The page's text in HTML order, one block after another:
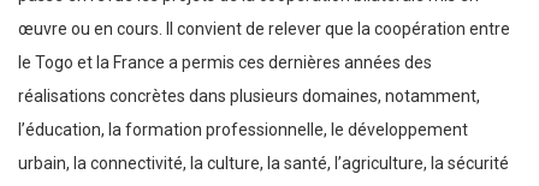
œuvre ou en cours. Il convient de relever que la coopération entre
le Togo et la France a permis ces dernières années des
réalisations concrètes dans plusieurs domaines, notamment,
l’éducation, la formation professionnelle, le développement
urbain, la connectivité, la culture, la santé, l’agriculture, la sécurité